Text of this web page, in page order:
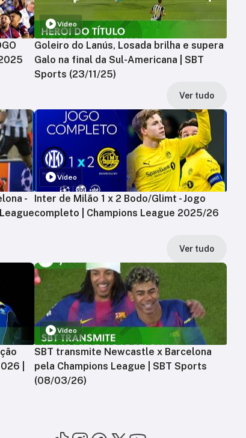
Vídeo
Goleiro do Lanús, Losada brilha e supera
Galo na final da Sul-Americana | SBT
Sports (23/11/25)
Ver tudo
-
Vídeo
Inter de Milão 1 x 2 Bodo/Glimt - Jogo
completo | Champions League 2025/26
Ver tudo
|
Vídeo
SBT transmite Newcastle x Barcelona
pela Champions League | SBT Sports
(08/03/26)